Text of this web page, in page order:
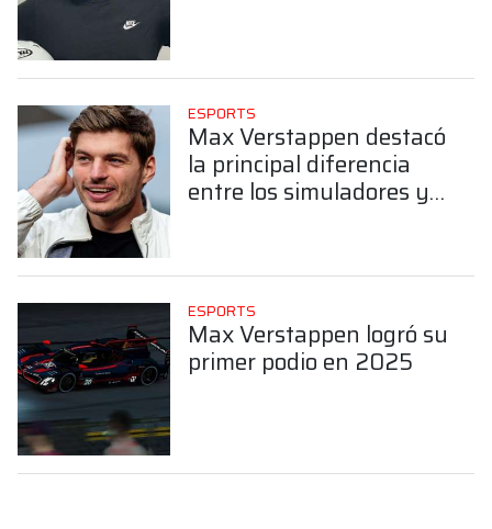
ESPORTS
Max Verstappen destacó
la principal diferencia
entre los simuladores y
ESPORTS
Max Verstappen logró su
primer podio en 2025